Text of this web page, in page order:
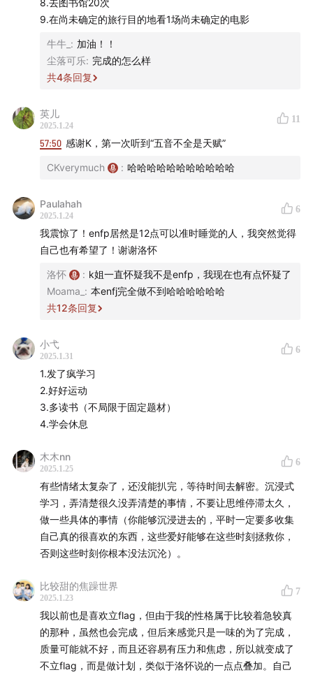
8.去图书馆20次
9.在尚未确定的旅行目的地看1场尚未确定的电影
牛牛_ : 加油！！
尘落可乐: 完成的怎么样
共4条回复
英儿
2025.1.24
11
57:50 感谢K，第一次听到“五音不全是天赋”
CKverymuch : 哈哈哈哈哈哈哈哈哈哈哈
Paulahah
2025.1.24
6
我震惊了！enfp居然是12点可以准时睡觉的人，我突然觉得
自己也有希望了！谢谢洛怀
洛怀 : k姐一直怀疑我不是enfp，我现在也有点怀疑了
Moama_ : 本enfj完全做不到哈哈哈哈哈哈
共12条回复
小弋
2025.1.31
6
1.发了疯学习
2.好好运动
3.多读书（不局限于固定题材）
4.学会休息
木木nn
2025.1.25
6
有些情绪太复杂了，还没能扒完，等待时间去解密。沉浸式
学习，弄清楚很久没弄清楚的事情，不要让思维停滞太久，
做一些具体的事情（你能够沉浸进去的，平时一定要多收集
自己真的很喜欢的东西，这些爱好能够在这些时刻拯救你，
否则这些时刻你根本没法沉沦）。
比较甜的焦躁世界
2025.1.23
7
我以前也是喜欢立flag，但由于我的性格属于比较着急较真
的那种，虽然也会完成，但后来感觉只是一味的为了完成，
质量可能就不好，而且还容易有压力和焦虑，所以就变成了
不立flag，而是做计划，类似于洛怀说的一点点叠加。自己